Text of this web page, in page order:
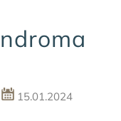
15.01.2024